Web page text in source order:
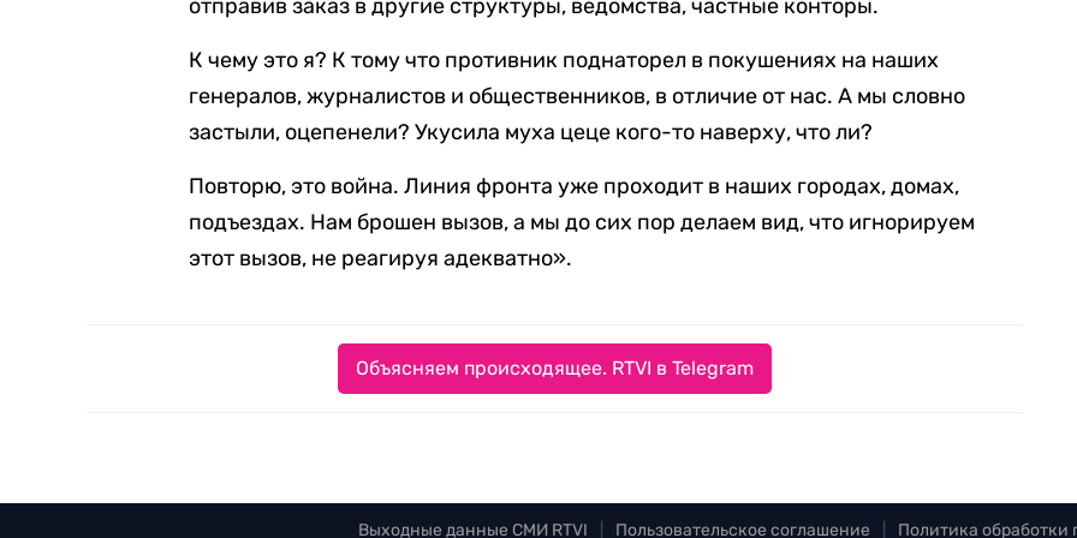
отправив заказ в другие структуры, ведомства, частные конторы.
К чему это я? К тому что противник поднаторел в покушениях на наших
генералов, журналистов и общественников, в отличие от нас. А мы словно
застыли, оцепенели? Укусила муха цеце кого-то наверху, что ли?
Повторю, это война. Линия фронта уже проходит в наших городах, домах,
подъездах. Нам брошен вызов, а мы до сих пор делаем вид, что игнорируем
этот вызов, не реагируя адекватно».
Объясняем происходящее. RTVI в Telegram
Выходные данные СМИ RTVI Пользовательское соглашение Политика